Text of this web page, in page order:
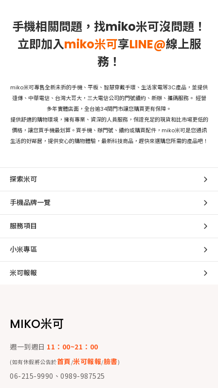
手機相關問題，找miko米可沒問題！
立即加入miko米可享LINE@線上服
務！
miko米可專售全新未拆的手機、平板、智慧穿戴手環、生活家電等3C產品，並提供
遠傳、中華電信、台灣大哥大，三大電信公司的門號續約、新辦、攜碼服務。 經營
多年實體店面，全台逾34間門市讓您購買更有保障。
提供舒適的購物環境，擁有專業、資深的人員服務，保證充足的現貨和比市場更低的
價格，讓您買手機最划算。買手機、辦門號、續約或購買配件，miko米可是您通訊
生活的好鄰居，提供安心的購物體驗，最新科技商品，趕快來選購您所需的產品吧！
探索米可
手機品牌一覽
服務項目
小米專區
米可報報
MIKO米可
週一到週日 11：00~21：00
(如有休假將公告於首頁/米可報報/臉書)
06-215-9990、0989-987525